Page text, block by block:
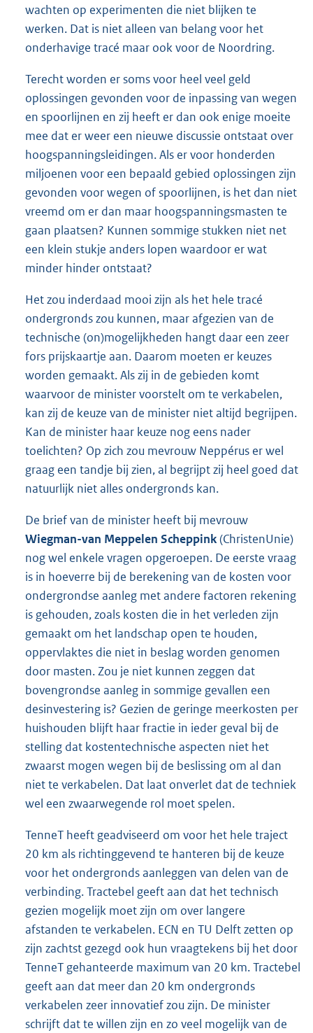
wachten op experimenten die niet blijken te
werken. Dat is niet alleen van belang voor het
onderhavige tracé maar ook voor de Noordring.
Terecht worden er soms voor heel veel geld
oplossingen gevonden voor de inpassing van wegen
en spoorlijnen en zij heeft er dan ook enige moeite
mee dat er weer een nieuwe discussie ontstaat over
hoogspanningsleidingen. Als er voor honderden
miljoenen voor een bepaald gebied oplossingen zijn
gevonden voor wegen of spoorlijnen, is het dan niet
vreemd om er dan maar hoogspanningsmasten te
gaan plaatsen? Kunnen sommige stukken niet net
een klein stukje anders lopen waardoor er wat
minder hinder ontstaat?
Het zou inderdaad mooi zijn als het hele tracé
ondergronds zou kunnen, maar afgezien van de
technische (on)mogelijkheden hangt daar een zeer
fors prijskaartje aan. Daarom moeten er keuzes
worden gemaakt. Als zij in de gebieden komt
waarvoor de minister voorstelt om te verkabelen,
kan zij de keuze van de minister niet altijd begrijpen.
Kan de minister haar keuze nog eens nader
toelichten? Op zich zou mevrouw Neppérus er wel
graag een tandje bij zien, al begrijpt zij heel goed dat
natuurlijk niet alles ondergronds kan.
De brief van de minister heeft bij mevrouw
Wiegman-van Meppelen Scheppink(ChristenUnie)
nog wel enkele vragen opgeroepen. De eerste vraag
is in hoeverre bij de berekening van de kosten voor
ondergrondse aanleg met andere factoren rekening
is gehouden, zoals kosten die in het verleden zijn
gemaakt om het landschap open te houden,
oppervlaktes die niet in beslag worden genomen
door masten. Zou je niet kunnen zeggen dat
bovengrondse aanleg in sommige gevallen een
desinvestering is? Gezien de geringe meerkosten per
huishouden blijft haar fractie in ieder geval bij de
stelling dat kostentechnische aspecten niet het
zwaarst mogen wegen bij de beslissing om al dan
niet te verkabelen. Dat laat onverlet dat de techniek
wel een zwaarwegende rol moet spelen.
TenneT heeft geadviseerd om voor het hele traject
20 km als richtinggevend te hanteren bij de keuze
voor het ondergronds aanleggen van delen van de
verbinding. Tractebel geeft aan dat het technisch
gezien mogelijk moet zijn om over langere
afstanden te verkabelen. ECN en TU Delft zetten op
zijn zachtst gezegd ook hun vraagtekens bij het door
TenneT gehanteerde maximum van 20 km. Tractebel
geeft aan dat meer dan 20 km ondergronds
verkabelen zeer innovatief zou zijn. De minister
schrijft dat te willen zijn en zo veel mogelijk van de